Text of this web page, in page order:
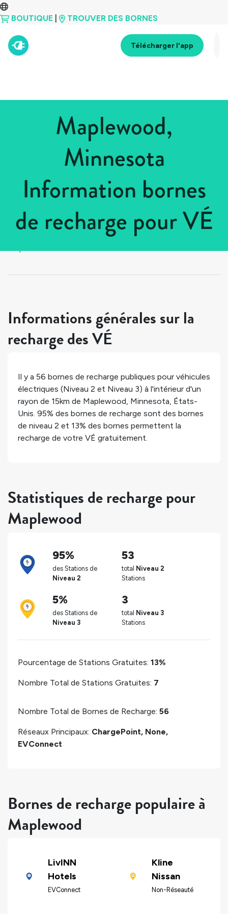
BOUTIQUE TROUVER DES BORNES
Télécharger l'app
Maplewood,
Minnesota
Information bornes
de recharge pour VÉ
États-Unis > Minnesota
Informations générales sur la
recharge des VÉ
Il y a 56 bornes de recharge publiques pour véhicules
électriques (Niveau 2 et Niveau 3) à l'intérieur d'un
rayon de 15km de Maplewood, Minnesota, États-
Unis. 95% des bornes de recharge sont des bornes
de niveau 2 et 13% des bornes permettent la
recharge de votre VÉ gratuitement.
Statistiques de recharge pour
Maplewood
95%
des Stations de
Niveau 2
53
total Niveau 2
Stations
5%
des Stations de
Niveau 3
3
total Niveau 3
Stations
Pourcentage de Stations Gratuites: 13%
Nombre Total de Stations Gratuites: 7
Nombre Total de Bornes de Recharge: 56
Réseaux Principaux: ChargePoint, None,
EVConnect
Bornes de recharge populaire à
Maplewood
LivINN
Hotels
EVConnect
Kline
Nissan
Non-Réseauté